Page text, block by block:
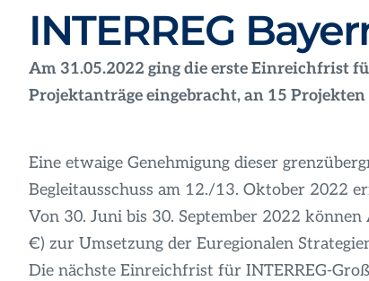
INTERREG
Am 31.05.2022 ging die erste Einreichfrist
Projektanträge eingebracht, an 15
Eine etwaige Genehmigung dieser
Begleitausschuss am 12./13. Oktober 2022
Von 30. Juni bis 30. September 2022
€) zur Umsetzung der Euregionalen
Die nächste Einreichfrist für INTERREG-